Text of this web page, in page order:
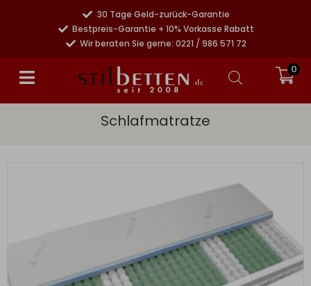
30 Tage Geld-zurück-Garantie
Bestpreis-Garantie + 10% Vorkasse Rabatt
Wir beraten Sie gerne: 0221 / 986 571 72
0
Schlafmatratze